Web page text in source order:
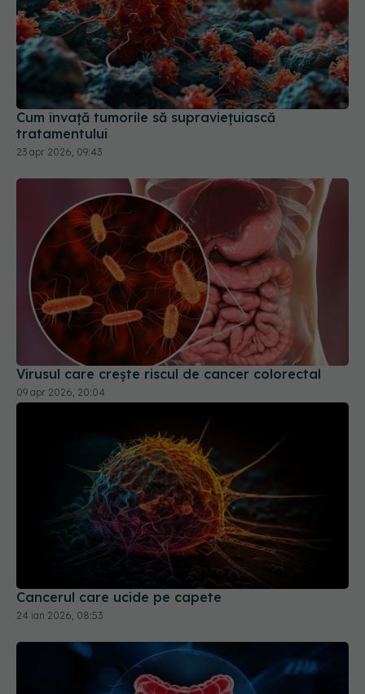
Cum învață tumorile să supraviețuiască
tratamentului
23 apr 2026, 09:43
Virusul care crește riscul de cancer colorectal
09 apr 2026, 20:04
Cancerul care ucide pe capete
24 ian 2026, 08:53